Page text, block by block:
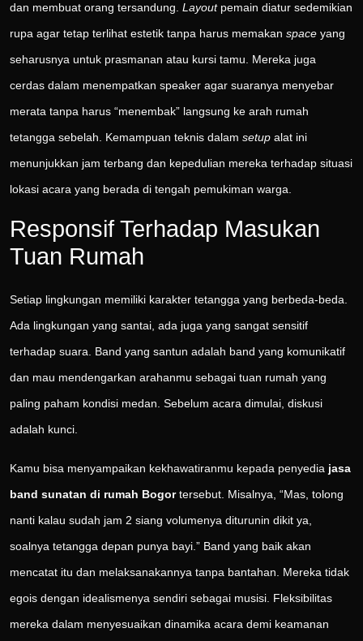
dan membuat orang tersandung. Layoutpemain diatur sedemikian
rupa agar tetap terlihat estetik tanpa harus memakan space yang
seharusnya untuk prasmanan atau kursi tamu. Mereka juga
cerdas dalam menempatkan speaker agar suaranya menyebar
merata tanpa harus “menembak” langsung ke arah rumah
tetangga sebelah. Kemampuan teknis dalam setup alat ini
menunjukkan jam terbang dan kepedulian mereka terhadap situasi
lokasi acara yang berada di tengah pemukiman warga.
Responsif Terhadap Masukan
Tuan Rumah
Setiap lingkungan memiliki karakter tetangga yang berbeda-beda.
Ada lingkungan yang santai, ada juga yang sangat sensitif
terhadap suara. Band yang santun adalah band yang komunikatif
dan mau mendengarkan arahanmu sebagai tuan rumah yang
paling paham kondisi medan. Sebelum acara dimulai, diskusi
adalah kunci.
Kamu bisa menyampaikan kekhawatiranmu kepada penyedia jasa
band sunatan di rumah Bogortersebut. Misalnya, “Mas, tolong
nanti kalau sudah jam 2 siang volumenya diturunin dikit ya,
soalnya tetangga depan punya bayi.” Band yang baik akan
mencatat itu dan melaksanakannya tanpa bantahan. Mereka tidak
egois dengan idealismenya sendiri sebagai musisi. Fleksibilitas
mereka dalam menyesuaikan dinamika acara demi keamanan